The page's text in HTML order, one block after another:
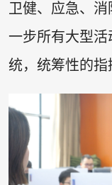
卫健、应急、
一步所有大型
统，统筹性的指